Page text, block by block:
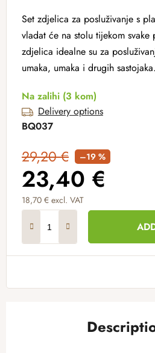
Set zdjelica za posluživanje s
vladat će na stolu tijekom svake
zdjelica idealne su za
umaka, umaka i drugih sastojaka.
Na zalihi (3 kom)
Delivery options
BQ037
29,20 € –19 %
23,40 €
18,70 € excl. VAT